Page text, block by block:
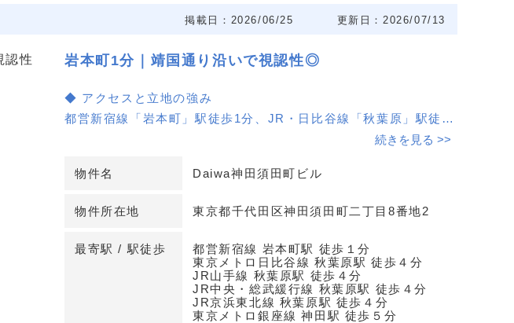
掲載日：2026/06/25 更新日：2026/07/13
岩本町1分｜靖国通り沿いで視認性◎
◆ アクセスと立地の強み
都営新宿線「岩本町」駅徒歩1分、JR・日比谷線「秋葉原」駅徒歩
4分、銀座線「神田」駅徒歩5分のトリプルアクセス。靖国通り沿
安定した集患力を見込みやすい立地です。
◆ クリニック適性と建物スペック
Daiwa神田須田町ビルの上層階（8F・9F）で、エレベーター・駐
車場あり。鉄骨・鉄筋コンクリート造、1990年竣工のオフィスビ
ル区画を医療仕様へ計画可能で、内科・耳鼻科・皮膚科・眼科・泌
尿器科・心療内科など多科目のレイアウト検討に対応しやすい環境
続きを見る >>
物件名 Daiwa神田須田町ビル
物件所在地 東京都千代田区神田須田町二丁目8番地2
最寄駅 / 駅徒歩
都営新宿線 岩本町駅 徒歩１分
東京メトロ日比谷線 秋葉原駅 徒歩４分
JR山手線 秋葉原駅 徒歩４分
JR中央・総武緩行線 秋葉原駅 徒歩４分
JR京浜東北線 秋葉原駅 徒歩４分
東京メトロ銀座線 神田駅 徒歩５分